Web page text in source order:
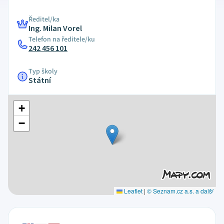
Ředitel/ka
Ing. Milan Vorel
Telefon na ředitele/ku
242 456 101
Typ školy
Státní
+
−
Leaflet | © Seznam.cz a.s. a další